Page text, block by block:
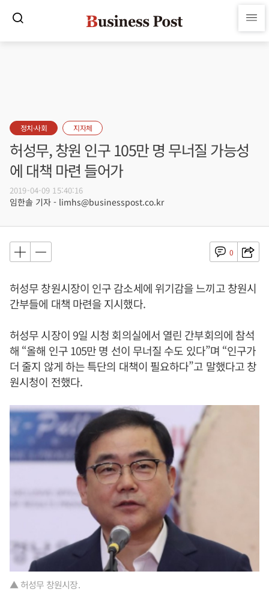
정치·사회 지자체
허성무, 창원 인구 105만 명 무너질 가능성
에 대책 마련 들어가
2019-04-09 15:40:16
임한솔 기자 - limhs@businesspost.co.kr
0
허성무 창원시장이 인구 감소세에 위기감을 느끼고 창원시
간부들에 대책 마련을 지시했다.
허성무 시장이 9일 시청 회의실에서 열린 간부회의에 참석
해 “올해 인구 105만 명 선이 무너질 수도 있다”며 “인구가
더 줄지 않게 하는 특단의 대책이 필요하다”고 말했다고 창
원시청이 전했다.
▲ 허성무 창원시장.